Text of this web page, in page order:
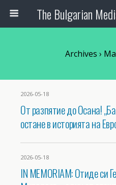
Archives ›
2026-05-18
От разпятие до Осана!
остане в историята на
2026-05-18
IN MEMORIAM: Отиде си